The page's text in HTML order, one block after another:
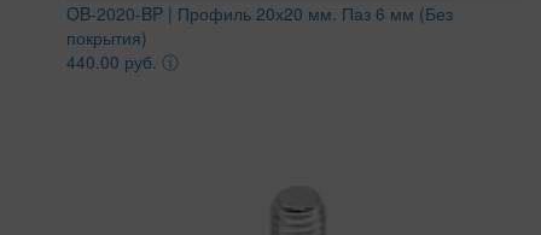
OB-2020-BP | Профиль 20х20 мм. Паз 6 мм (Без
покрытия)
440.00 руб. ⓘ